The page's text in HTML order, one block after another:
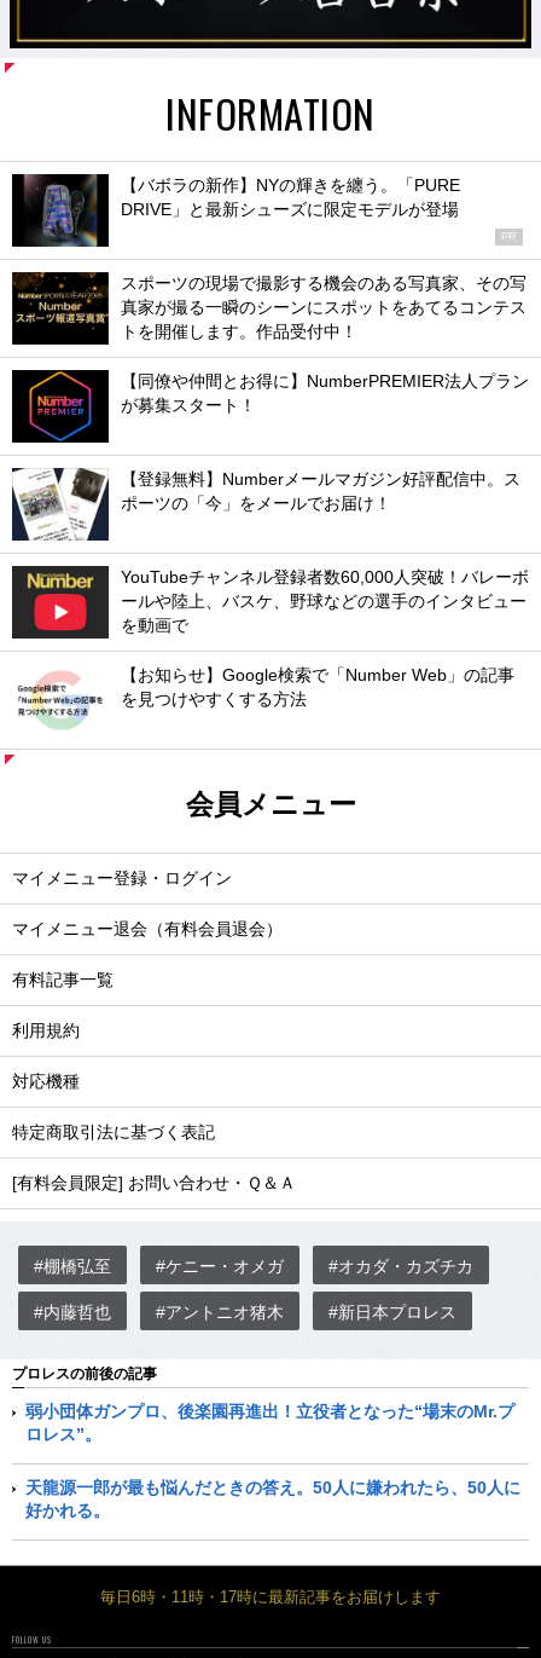
INFORMATION
【バボラの新作】NYの輝きを纏う。「PURE
DRIVE」と最新シューズに限定モデルが登場
PR
スポーツの現場で撮影する機会のある写真家、その写
真家が撮る一瞬のシーンにスポットをあてるコンテス
トを開催します。作品受付中！
【同僚や仲間とお得に】NumberPREMIER法人プラン
が募集スタート！
【登録無料】Numberメールマガジン好評配信中。ス
ポーツの「今」をメールでお届け！
YouTubeチャンネル登録者数60,000人突破！バレーボ
ールや陸上、バスケ、野球などの選手のインタビュー
を動画で
【お知らせ】Google検索で「Number Web」の記事
を見つけやすくする方法
会員メニュー
マイメニュー登録・ログイン
マイメニュー退会（有料会員退会）
有料記事一覧
利用規約
対応機種
特定商取引法に基づく表記
[有料会員限定] お問い合わせ・Ｑ＆Ａ
#棚橋弘至 #ケニー・オメガ #オカダ・カズチカ
#内藤哲也 #アントニオ猪木 #新日本プロレス
プロレスの前後の記事
弱小団体ガンプロ、後楽園再進出！立役者となった“場末のMr.プ
ロレス”。
天龍源一郎が最も悩んだときの答え。50人に嫌われたら、50人に
好かれる。
毎日6時・11時・17時に最新記事をお届けします
FOLLOW US